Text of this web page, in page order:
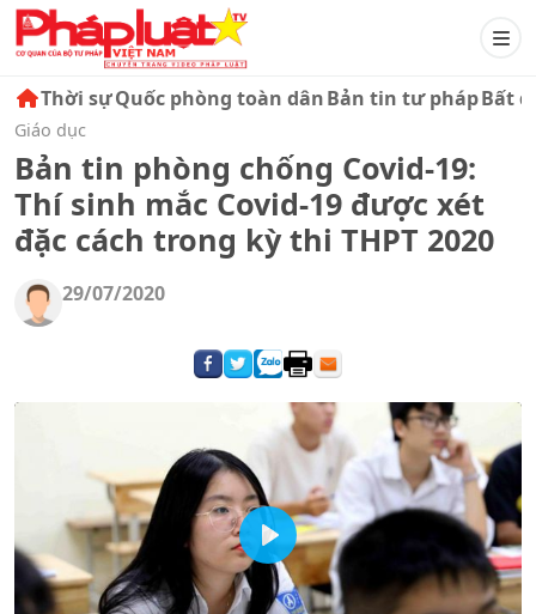
Thời sựQuốc phòng toàn dânBản tin tư phápBất
Giáo dục
Bản tin phòng chống Covid-19:
Thí sinh mắc Covid-19 được xét
đặc cách trong kỳ thi THPT 2020
29/07/2020
Play